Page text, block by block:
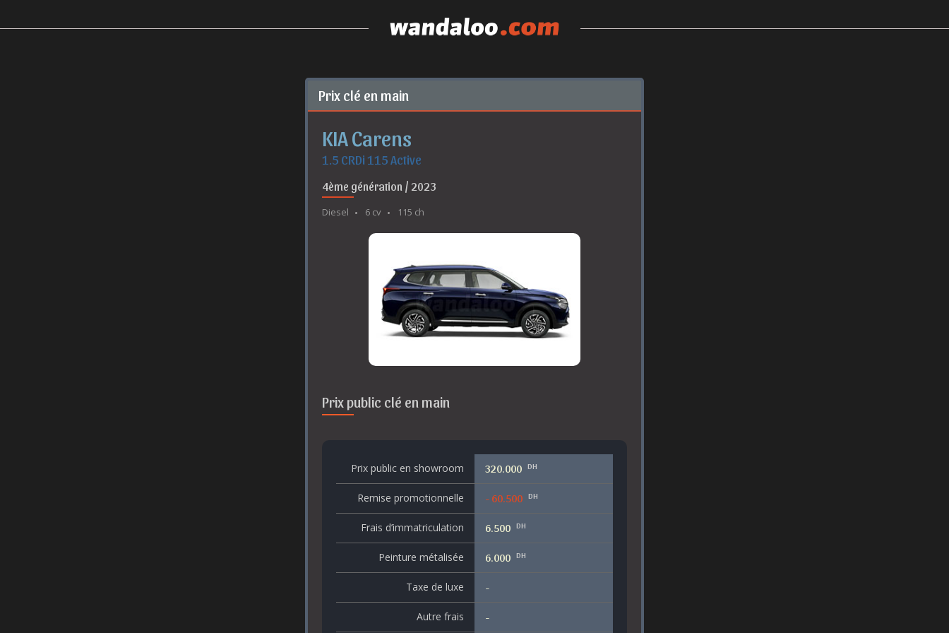
Prix clé en main
KIA Carens
1.5 CRDi 115 Active
4ème génération / 2023
Diesel 6 cv 115 ch
Prix public clé en main
Prix public en showroom 320.000 DH
Remise promotionnelle - 60.500 DH
Frais d’immatriculation 6.500 DH
Peinture métalisée 6.000 DH
Taxe de luxe -
Autre frais -